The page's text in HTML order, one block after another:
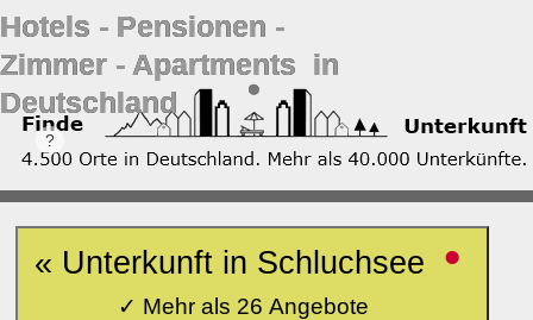
Hotels ‐ Pensionen ‐
Zimmer ‐ Apartments in
Deutschland
« Unterkunft in Schluchsee •
✓ Mehr als 26 Angebote